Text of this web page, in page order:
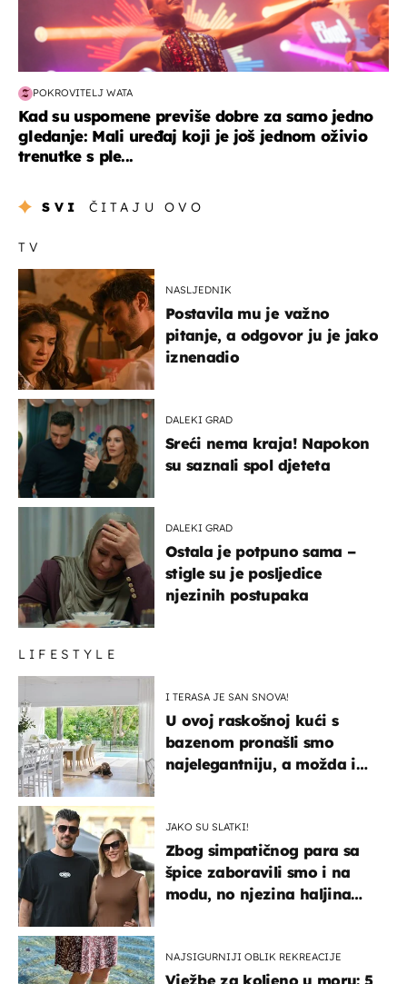
POKROVITELJ WATA
Kad su uspomene previše dobre za samo jedno
gledanje: Mali uređaj koji je još jednom oživio
trenutke s ple...
SVI ČITAJU OVO
TV
NASLJEDNIK
Postavila mu je važno
pitanje, a odgovor ju je jako
iznenadio
DALEKI GRAD
Sreći nema kraja! Napokon
su saznali spol djeteta
DALEKI GRAD
Ostala je potpuno sama –
stigle su je posljedice
njezinih postupaka
LIFESTYLE
I TERASA JE SAN SNOVA!
U ovoj raskošnoj kući s
bazenom pronašli smo
najelegantniju, a možda i
JAKO SU SLATKI!
Zbog simpatičnog para sa
špice zaboravili smo i na
modu, no njezina haljina
NAJSIGURNIJI OBLIK REKREACIJE
Vježbe za koljeno u moru: 5